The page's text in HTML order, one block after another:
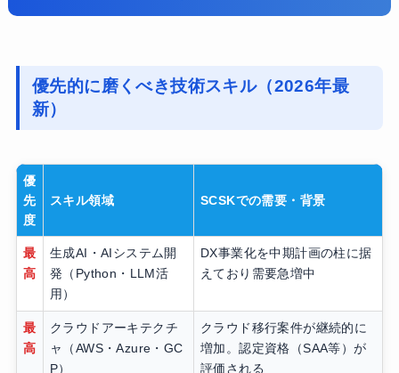
優先的に磨くべき技術スキル（2026年最
新）
優
先
度
スキル領域 SCSKでの需要・背景
最
高
生成AI・AIシステム開
発（Python・LLM活
用）
DX事業化を中期計画の柱に据
えており需要急増中
最
高
クラウドアーキテクチ
ャ（AWS・Azure・GC
P）
クラウド移行案件が継続的に
増加。認定資格（SAA等）が
評価される